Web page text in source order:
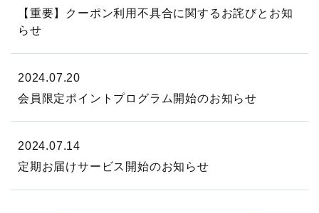
【重要】クーポン利用不具合に関するお詫びとお知
らせ
2024.07.20
会員限定ポイントプログラム開始のお知らせ
2024.07.14
定期お届けサービス開始のお知らせ